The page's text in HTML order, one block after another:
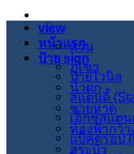
หน้าแรก
ป้าย sign
ป้ายไวนิล
สแตนดี้
เอ็กซ์สแตน
แบ็คดรอป
view
สวน
ภูเขา
น้ำตก
ชายหาด
ท้องฟ้ากว้า
สระบัว